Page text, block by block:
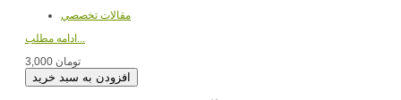
مقالات تخصصي
ادامه مطلب...
3,000 تومان